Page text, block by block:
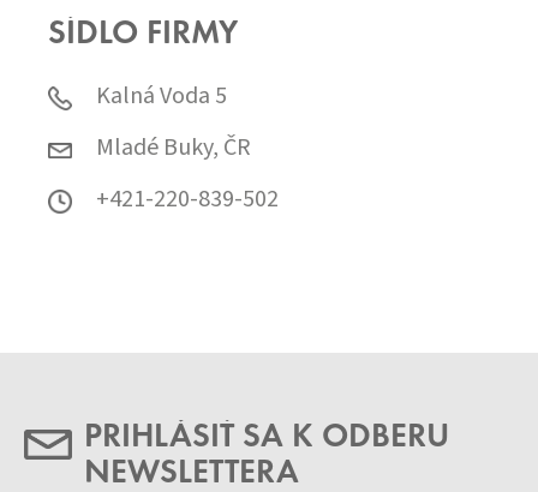
SÍDLO FIRMY
Kalná Voda 5
Mladé Buky, ČR
+421-220-839-502
PRIHLÁSIŤ SA K ODBERU
NEWSLETTERA